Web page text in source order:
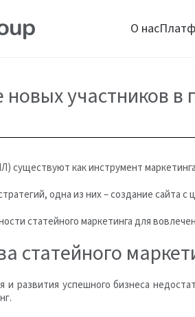
О нас
участников
существуют как инструмент
одна из них – создание сайта с
статейного маркетинга для
статейного
и развития успешного бизнеса